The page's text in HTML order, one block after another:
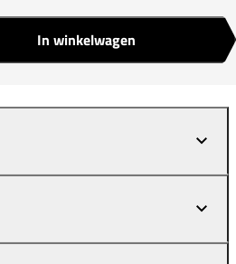
In winkelwagen